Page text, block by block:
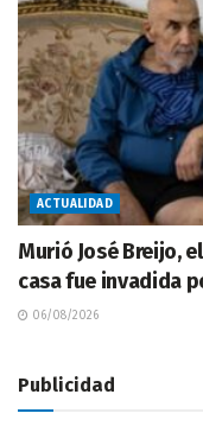
ACTUALIDAD
Murió José Breijo,
casa fue invadida
06/08/2026
Publicidad